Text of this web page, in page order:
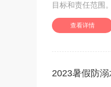
目标和责任范围
查看详情
2023暑假防